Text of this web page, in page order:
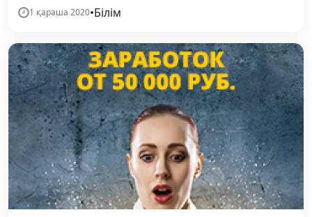
1 қараша 2020•Білім